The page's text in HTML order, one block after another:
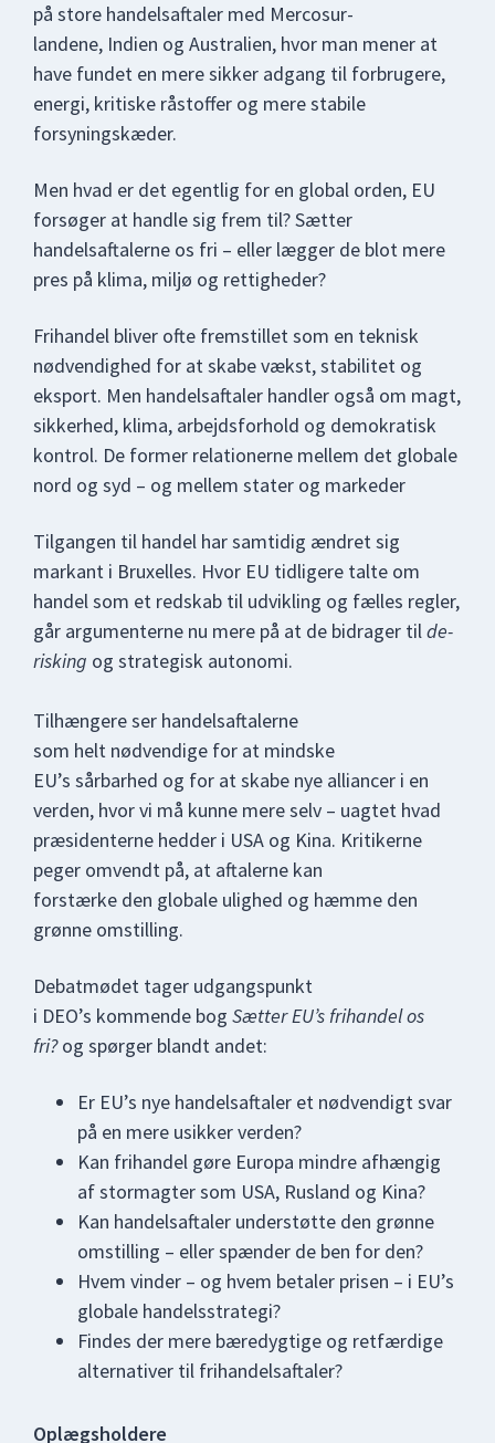
på store handelsaftaler med Mercosur-
landene, Indien og Australien, hvor man mener at
have fundet en mere sikker adgang til forbrugere,
energi, kritiske råstoffer og mere stabile
forsyningskæder.
Men hvad er det egentlig for en global orden, EU
forsøger at handle sig frem til? Sætter
handelsaftalerne os fri – eller lægger de blot mere
pres på klima, miljø og rettigheder?
Frihandel bliver ofte fremstillet som en teknisk
nødvendighed for at skabe vækst, stabilitet og
eksport. Men handelsaftaler handler også om magt,
sikkerhed, klima, arbejdsforhold og demokratisk
kontrol. De former relationerne mellem det globale
nord og syd – og mellem stater og markeder
Tilgangen til handel har samtidig ændret sig
markant i Bruxelles. Hvor EU tidligere talte om
handel som et redskab til udvikling og fælles regler,
går argumenterne nu mere på at de bidrager tilde-
risking og strategisk autonomi.
Tilhængere ser handelsaftalerne
som helt nødvendige for at mindske
EU’s sårbarhed og for at skabe nye alliancer i en
verden, hvor vi må kunne mere selv – uagtet hvad
præsidenterne hedder i USA og Kina. Kritikerne
peger omvendt på, at aftalerne kan
forstærke den globale ulighed og hæmme den
grønne omstilling.
Debatmødet tager udgangspunkt
i DEO’s kommende bog Sætter EU’s frihandel os
fri?og spørger blandt andet:
Er EU’s nye handelsaftaler et nødvendigt svar
på en mere usikker verden?
Kan frihandel gøre Europa mindre afhængig
af stormagter som USA, Rusland og Kina?
Kan handelsaftaler understøtte den grønne
omstilling – eller spænder de ben for den?
Hvem vinder – og hvem betaler prisen – i EU’s
globale handelsstrategi?
Findes der mere bæredygtige og retfærdige
alternativer til frihandelsaftaler?
Oplægsholdere